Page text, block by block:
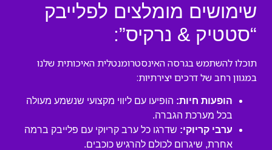
שימושים מומלצים לפלייבק
“סטטיק & נרקיס”:
תוכלו להשתמש בגרסה האינסטרומנטלית האיכותית שלנו
במגוון רחב של דרכים יצירתיות:
הופעות חיות: הופיעו עם ליווי מקצועי שנשמע מעולה
בכל מערכת הגברה.
ערבי קריוקי: שדרגו כל ערב קריוקי עם פלייבק ברמה
אחרת, שיגרום לכולם להרגיש כוכבים.